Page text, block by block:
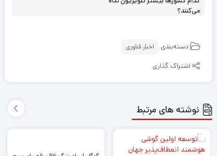
می‌کنند؟
دسته‌بندی اخبار فناوری
اشتراک گذاری
نوشته های مرتبط